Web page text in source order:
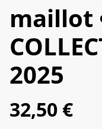
maillot
2025
32,50 €